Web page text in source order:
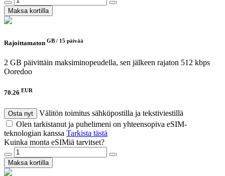
Maksa kortilla
Rajoittamaton GB / 15 päivää
2 GB päivittäin maksiminopeudella, sen jälkeen rajaton 512 kbps
Ooredoo
70.26 EUR
Osta nyt
Välitön toimitus sähköpostilla ja tekstiviestillä
Olen tarkistanut ja puhelimeni on yhteensopiva eSIM-
teknologian kanssa Tarkista tästä
Kuinka monta eSIMiä tarvitset?
Maksa kortilla